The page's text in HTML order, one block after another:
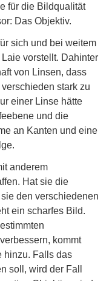
für die Bildqualität
Das Objektiv.
sich und bei weitem
vorstellt. Dahinter
von Linsen, dass
stark zu
einer Linse hätte
und die
an Kanten und eine
anderem
Hat sie die
den verschiedenen
ein scharfes Bild.
kommt
hinzu. Falls das
soll, wird der Fall